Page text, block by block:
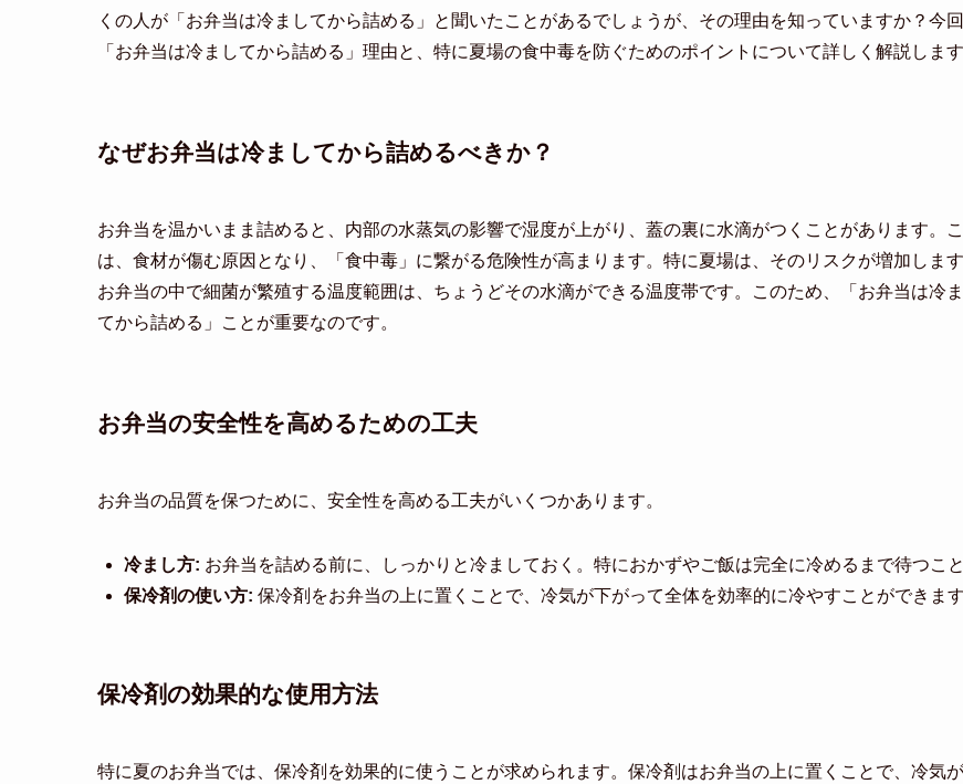
くの人が「お弁当は冷ましてから詰める」と聞いたことがあるでしょうが、その理由を知っていますか？今
「お弁当は冷ましてから詰める」理由と、特に夏場の食中毒を防ぐためのポイントについて詳しく解説します
なぜお弁当は冷ましてから詰めるべきか？
お弁当を温かいまま詰めると、内部の水蒸気の影響で湿度が上がり、蓋の裏に水滴がつくことがあります。
は、食材が傷む原因となり、「食中毒」に繋がる危険性が高まります。特に夏場は、そのリスクが増加します
お弁当の中で細菌が繁殖する温度範囲は、ちょうどその水滴ができる温度帯です。このため、「お弁当は冷
てから詰める」ことが重要なのです。
お弁当の安全性を高めるための工夫
お弁当の品質を保つために、安全性を高める工夫がいくつかあります。
冷まし方: お弁当を詰める前に、しっかりと冷ましておく。特におかずやご飯は完全に冷めるまで待つこと
保冷剤の使い方: 保冷剤をお弁当の上に置くことで、冷気が下がって全体を効率的に冷やすことができます
保冷剤の効果的な使用方法
特に夏のお弁当では、保冷剤を効果的に使うことが求められます。保冷剤はお弁当の上に置くことで、冷気